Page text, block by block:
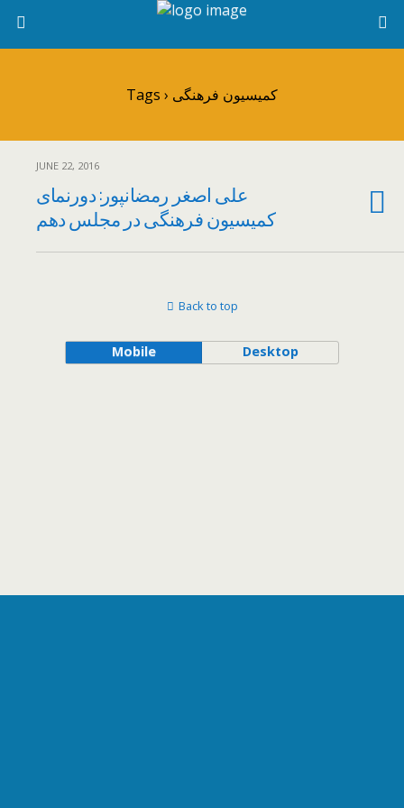
Tags › کمیسیون فرهنگی
JUNE 22, 2016
علی اصغر رمضانپور: دورنمای
کمیسیون فرهنگی در مجلس دهم
Back to top
Mobile Desktop